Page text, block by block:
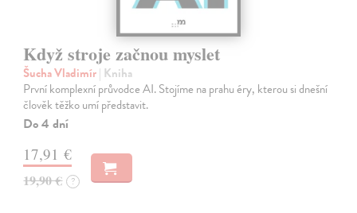
Když stroje začnou myslet
Šucha Vladimír| Kniha
První komplexní průvodce AI. Stojíme na prahu éry, kterou si dnešní
člověk těžko umí představit.
Do 4 dní
17,91 €
19,90 € ?